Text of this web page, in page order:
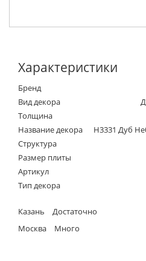
Характеристики
Бренд
Вид декора
Толщина
Название декора
H3331 Дуб
Структура
Размер плиты
Артикул
Тип декора
Казань
Достаточно
Москва
Много